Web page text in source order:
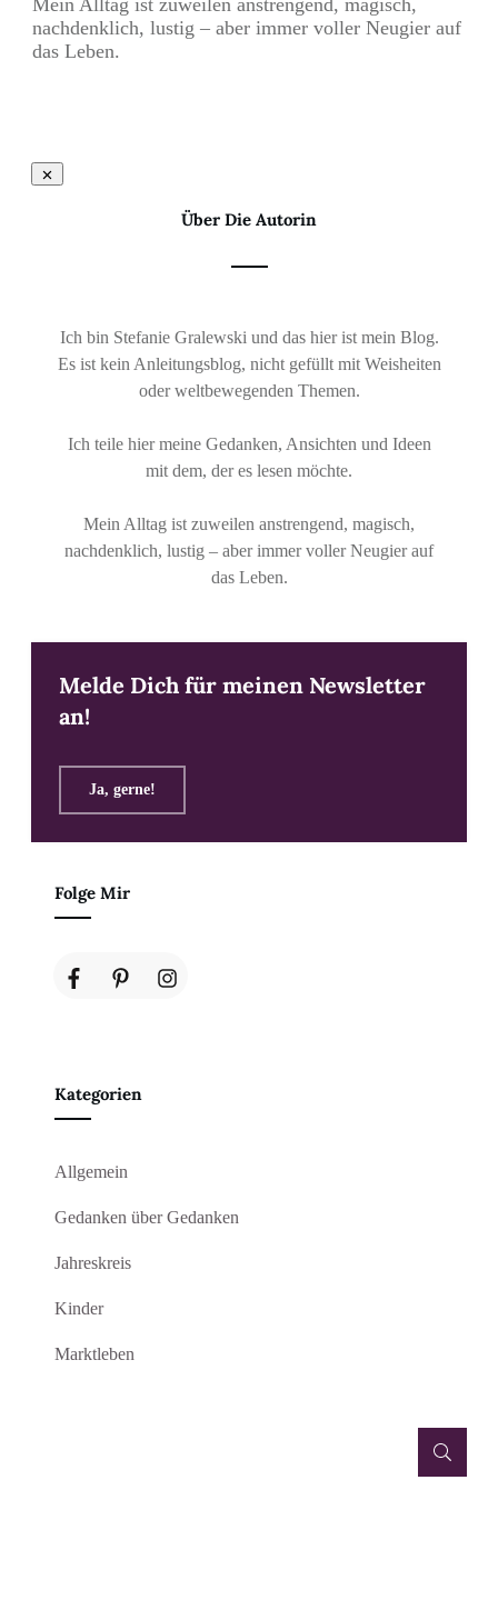
nachdenklich, lustig – aber immer voller Neugier auf
das Leben.
Über Die Autorin
Ich bin Stefanie Gralewski und das hier ist mein Blog.
Es ist kein Anleitungsblog, nicht gefüllt mit Weisheiten
oder weltbewegenden Themen.
Ich teile hier meine Gedanken, Ansichten und Ideen
mit dem, der es lesen möchte.
Mein Alltag ist zuweilen anstrengend, magisch,
nachdenklich, lustig – aber immer voller Neugier auf
das Leben.
Melde Dich für meinen Newsletter
an!
Ja, gerne!
Folge Mir
Kategorien
Allgemein
Gedanken über Gedanken
Jahreskreis
Kinder
Marktleben